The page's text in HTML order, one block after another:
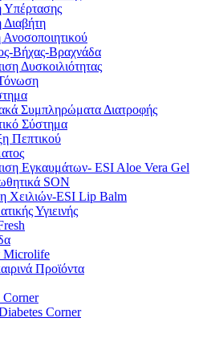
Υπέρτασης
Διαβήτη
Βήχας-Βραχνάδα
Δυσκοιλιότητας
Συμπληρώματα Διατροφής
Σύστημα
Πεπτικού
Εγκαυμάτων- ESI Aloe Vera Gel
SON
Χειλιών-ESI Lip Balm
Υγιεινής
Microlife
Προϊόντα
Corner
Corner